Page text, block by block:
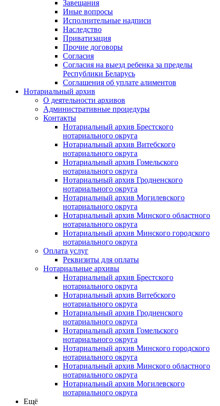
Завещания
Иные вопросы
Исполнительные надписи
Наследство
Приватизация
Прочие договоры
Согласия
Согласия на выезд ребенка за пределы
Республики Беларусь
Соглашения об уплате алиментов
Нотариальный архив
О деятельности архивов
Административные процедуры
Контакты
Нотариальный архив Брестского
нотариального округа
Нотариальный архив Витебского
нотариального округа
Нотариальный архив Гомельского
нотариального округа
Нотариальный архив Гродненского
нотариального округа
Нотариальный архив Могилевского
нотариального округа
Нотариальный архив Минского областного
нотариального округа
Нотариальный архив Минского городского
нотариального округа
Оплата услуг
Реквизиты для оплаты
Нотариальные архивы
Нотариальный архив Брестского
нотариального округа
Нотариальный архив Витебского
нотариального округа
Нотариальный архив Гродненского
нотариального округа
Нотариальный архив Гомельского
нотариального округа
Нотариальный архив Минского городского
нотариального округа
Нотариальный архив Минского областного
нотариального округа
Нотариальный архив Могилевского
нотариального округа
Ещё